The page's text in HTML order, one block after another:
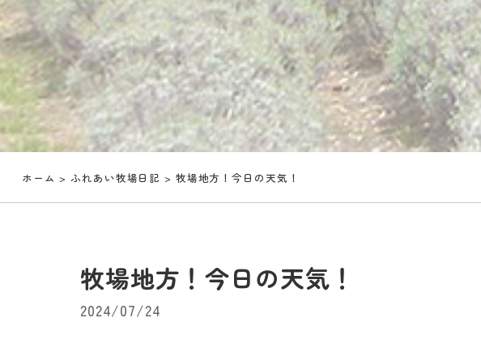
ホーム >ふれあい牧場日記 > 牧場地方！今日の天気！
牧場地方！今日の天気！
2024/07/24